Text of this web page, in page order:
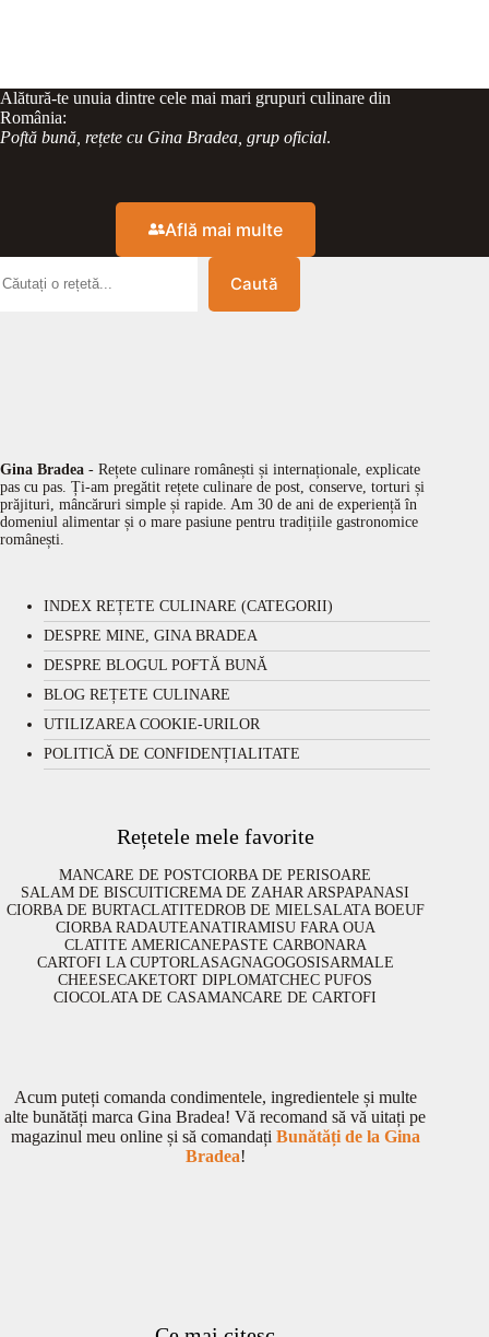
Alătură-te unuia dintre cele mai mari grupuri culinare din
România:
Poftă bună, rețete cu Gina Bradea, grup oficial.
Află mai multe
Caută
Gina Bradea - Rețete culinare românești și internaționale, explicate
pas cu pas. Ți-am pregătit rețete culinare de post, conserve, torturi și
prăjituri, mâncăruri simple și rapide. Am 30 de ani de experiență în
domeniul alimentar și o mare pasiune pentru tradițiile gastronomice
românești.
INDEX REȚETE CULINARE (CATEGORII)
DESPRE MINE, GINA BRADEA
DESPRE BLOGUL POFTĂ BUNĂ
BLOG REȚETE CULINARE
UTILIZAREA COOKIE-URILOR
POLITICĂ DE CONFIDENȚIALITATE
Rețetele mele favorite
MANCARE DE POSTCIORBA DE PERISOARE
SALAM DE BISCUITICREMA DE ZAHAR ARSPAPANASI
CIORBA DE BURTACLATITEDROB DE MIELSALATA BOEUF
CIORBA RADAUTEANATIRAMISU FARA OUA
CLATITE AMERICANEPASTE CARBONARA
CARTOFI LA CUPTORLASAGNAGOGOSISARMALE
CHEESECAKETORT DIPLOMATCHEC PUFOS
CIOCOLATA DE CASAMANCARE DE CARTOFI
Acum puteți comanda condimentele, ingredientele și multe
alte bunătăți marca Gina Bradea! Vă recomand să vă uitați pe
magazinul meu online și să comandați Bunătăți de la Gina
Bradea!